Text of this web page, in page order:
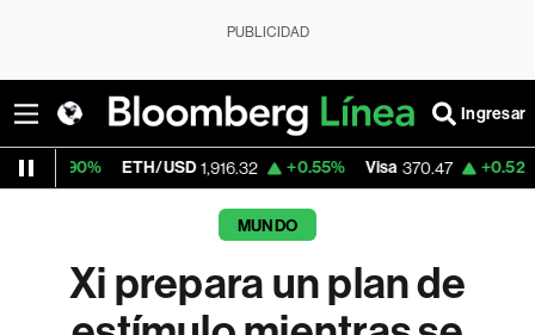
PUBLICIDAD
Ingresar
ETH/USD 1,916.32 +0.55% Visa 370.47 +0.52%
MUNDO
Xi prepara un plan de